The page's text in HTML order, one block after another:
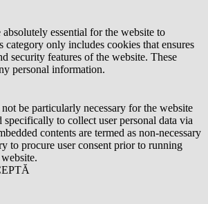
absolutely essential for the website to
only includes cookies that ensures
security features of the website. These
personal information.
be particularly necessary for the website
specifically to collect user personal data via
contents are termed as non-necessary
to procure user consent prior to running